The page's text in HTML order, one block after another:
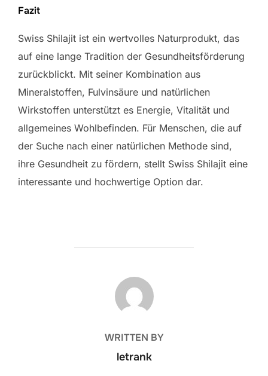
Fazit
Swiss Shilajit ist ein wertvolles Naturprodukt, das
auf eine lange Tradition der Gesundheitsförderung
zurückblickt. Mit seiner Kombination aus
Mineralstoffen, Fulvinsäure und natürlichen
Wirkstoffen unterstützt es Energie, Vitalität und
allgemeines Wohlbefinden. Für Menschen, die auf
der Suche nach einer natürlichen Methode sind,
ihre Gesundheit zu fördern, stellt Swiss Shilajit eine
interessante und hochwertige Option dar.
POST AUTHOR
WRITTEN BY
letrank